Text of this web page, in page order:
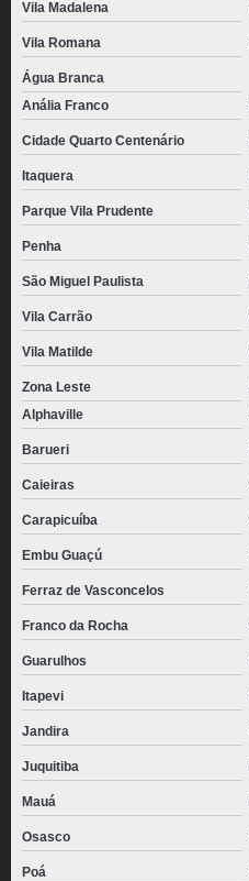
Vila Madalena
Vila Romana
Água Branca
Anália Franco
Cidade Quarto Centenário
Itaquera
Parque Vila Prudente
Penha
São Miguel Paulista
Vila Carrão
Vila Matilde
Zona Leste
Alphaville
Barueri
Caieiras
Carapicuíba
Embu Guaçú
Ferraz de Vasconcelos
Franco da Rocha
Guarulhos
Itapevi
Jandira
Juquitiba
Mauá
Osasco
Poá